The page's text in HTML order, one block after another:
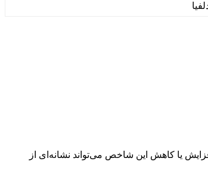
یا کاهش این شاخص می‌تواند نشانه‌ای از